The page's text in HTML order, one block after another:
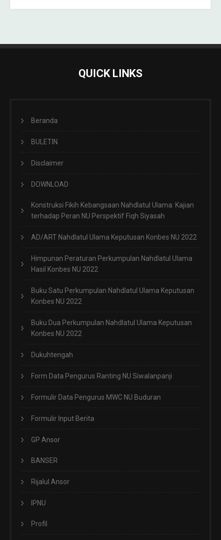
QUICK LINKS
Beranda
BULETIN
Disclaimer
DOWNLOAD
Konstruksi Fikih Kebangsaan Nahdlatul Ulama: Kajian
terhadap Peran NU Perspektif Fiqh Siyasah
AD/ART Nahdlatul Ulama Keputusan Konbes NU 2022
Himpunan Peraturan Perkumpulan Nahdlatul Ulama
Hasil Konbes NU 2022
Buku Satu Perkumpulan Nahdlatul Ulama Keputusan
Konbes NU 2022
Buku Dua Perkumpulan Nahdlatul Ulama Keputusan
Konbes NU 2022
Dukuhtengah
Form Data Pengurus Ranting NU Siwalanpanji
Formulir Data Pengurus MWC NU Buduran
Formulir Input Berita
GP Ansor
BANSER
Rijalul Ansor
IPNU
Profil